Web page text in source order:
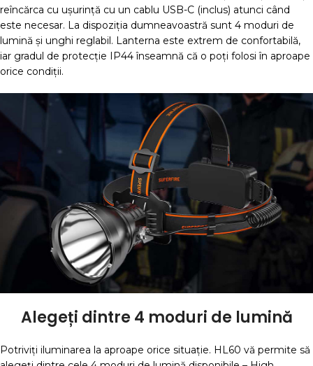
reîncărca cu ușurință cu un cablu USB-C (inclus) atunci când
este necesar. La dispoziția dumneavoastră sunt 4 moduri de
lumină și unghi reglabil. Lanterna este extrem de confortabilă,
iar gradul de protecție IP44 înseamnă că o poți folosi în aproape
orice condiții.
Alegeți dintre 4 moduri de lumină
Potriviți iluminarea la aproape orice situație. HL60 vă permite să